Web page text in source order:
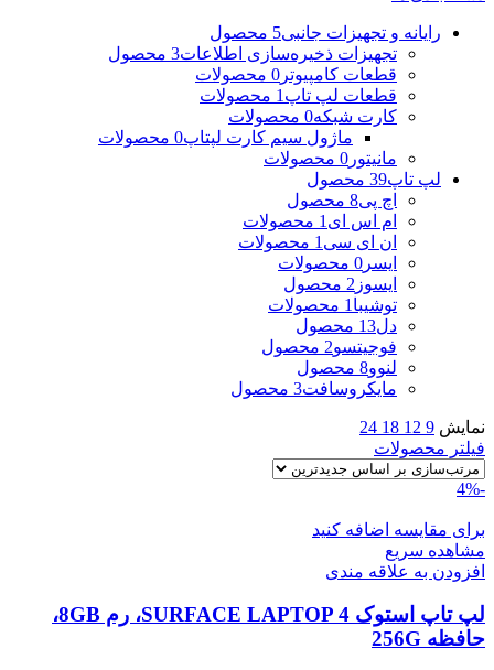
رایانه و تجهیزات جانبی5 محصول
تجهیزات ذخیره‌سازی اطلاعات3 محصول
قطعات کامپیوتر 0 محصولات
قطعات لپ تاپ 1 محصولات
کارت شبکه0 محصولات
ماژول سیم کارت لپتاپ0 محصولات
مانیتور 0 محصولات
لپ تاپ39 محصول
اچ پی8 محصول
ام اس ای 1 محصولات
ان ای سی 1 محصولات
ایسر 0 محصولات
ایسوز 2 محصول
توشیبا 1 محصولات
دل13 محصول
فوجیتسو2 محصول
لنوو8 محصول
مایکروسافت3 محصول
نمایش 9
12
18
24
فیلتر محصولات
-4%
برای مقایسه اضافه کنید
مشاهده سریع
افزودن به علاقه مندی
لپ تاپ استوک SURFACE LAPTOP 4، رم 8GB،
حافظه 256G